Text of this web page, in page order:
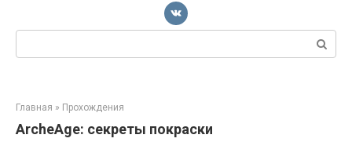
Поиск:
Главная » Прохождения
ArcheAge: секреты покраски